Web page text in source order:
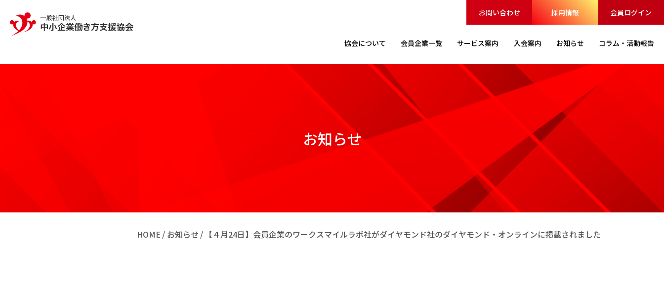
お問い合わせ 採用情報 会員ログイン
協会について 会員企業一覧 サービス案内 入会案内 お知らせ コラム・ 活動報告
お知らせ
HOME お知らせ 【４月24日】会員企業のワークスマイルラボ社がダイヤモンド社のダイヤモンド・オンラインに掲載されました